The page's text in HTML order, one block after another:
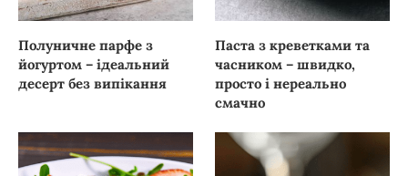
Полуничне парфе з
йогуртом – ідеальний
десерт без випікання
Паста з креветками та
часником – швидко,
просто і нереально
смачно